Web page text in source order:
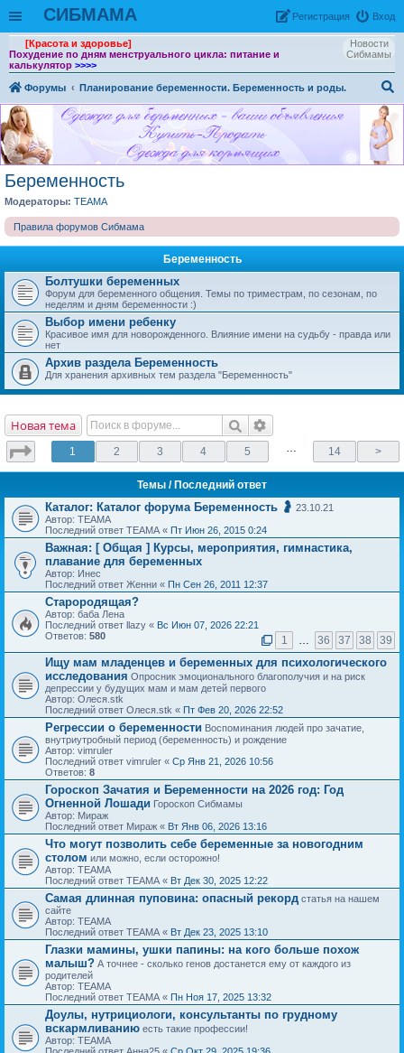
СИБМАМА Вход
Рeгиcтpaция
Новости
Сибмамы
[Красота и здоровье]
Похудение по дням менструального цикла: питание и
калькулятор >>>>
Форумы
Планирование беременности. Беременность и роды.
ои
ск
Беременность
Модераторы: ТЕАМА
Правила форумов Сибмама
Беременность
Болтушки беременных
Форум для беременного общения. Темы по триместрам, по сезонам, по
неделям и дням беременности :)
Выбор имени ребенку
Красивое имя для новорожденного. Влияние имени на судьбу - правда или
нет
Архив раздела Беременность
Для хранения архивных тем раздела "Беременность"
Новая тема
1 2 3 4 5 … 14 >
Темы / Последний ответ
Каталог: Каталог форума Беременность 🤰 23.10.21
Автор: ТЕАМА
Последний ответ ТЕАМА « Пт Июн 26, 2015 0:24
Важная: [ Общая ] Курсы, мероприятия, гимнастика,
плавание для беременных
Автор: Инес
Последний ответ Женни « Пн Сен 26, 2011 12:37
Старородящая?
Автор: баба Лена
Последний ответ llazy « Вс Июн 07, 2026 22:21
Ответов: 580 1 … 36 37 38 39
Ищу мам младенцев и беременных для психологического
исследования Опросник эмоционального благополучия и на риск
депрессии у будущих мам и мам детей первого
Автор: Олеся.stk
Последний ответ Олеся.stk « Пт Фев 20, 2026 22:52
Регрессии о беременности Воспоминания людей про зачатие,
внутриутробный период (беременность) и рождение
Автор: vimruler
Последний ответ vimruler « Ср Янв 21, 2026 10:56
Ответов: 8
Гороскоп Зачатия и Беременности на 2026 год: Год
Огненной Лошади Гороскоп Сибмамы
Автор: Мираж
Последний ответ Мираж « Вт Янв 06, 2026 13:16
Что могут позволить себе беременные за новогодним
столом или можно, если осторожно!
Автор: ТЕАМА
Последний ответ ТЕАМА « Вт Дек 30, 2025 12:22
Самая длинная пуповина: опасный рекорд статья на нашем
сайте
Автор: ТЕАМА
Последний ответ ТЕАМА « Вт Дек 23, 2025 13:10
Глазки мамины, ушки папины: на кого больше похож
малыш? А точнее - сколько генов достанется ему от каждого из
родителей
Автор: ТЕАМА
Последний ответ ТЕАМА « Пн Ноя 17, 2025 13:32
Доулы, нутрициологи, консультанты по грудному
вскармливанию есть такие профессии!
Автор: ТЕАМА